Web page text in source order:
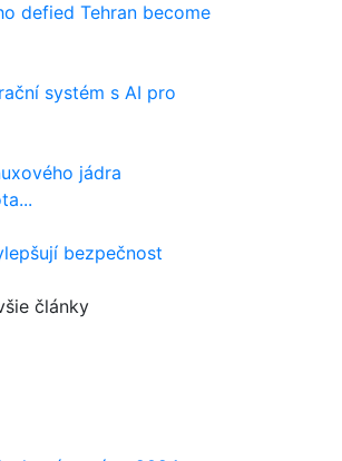
defied Tehran become
systém s AI pro
jádra
bezpečnost
články